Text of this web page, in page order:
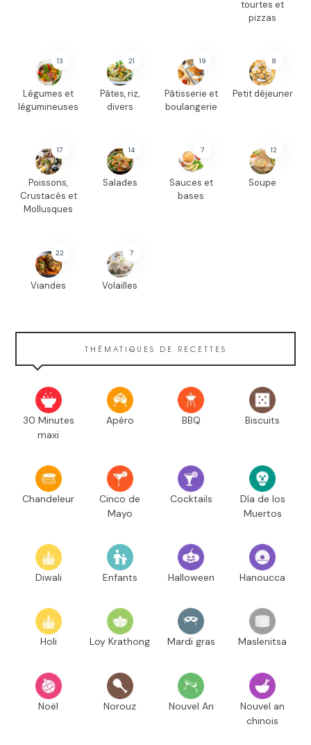
tourtes et
pizzas
13
Légumes et
légumineuses
21
Pâtes, riz,
divers
19
Pâtisserie et
boulangerie
8
Petit déjeuner
17
Poissons,
Crustacés et
Mollusques
14
Salades
7
Sauces et
bases
12
Soupe
22
Viandes
7
Volailles
THÉMATIQUES DE RECETTES
30 Minutes
maxi
Apéro BBQ Biscuits
Chandeleur
Cinco de
Mayo
Cocktails
Día de los
Muertos
Diwali Enfants Halloween Hanoucca
Holi Loy Krathong Mardi gras Maslenitsa
Noël Norouz Nouvel An
Nouvel an
chinois